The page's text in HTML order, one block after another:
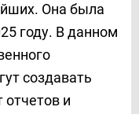
Она была
году. В данном
создавать
и